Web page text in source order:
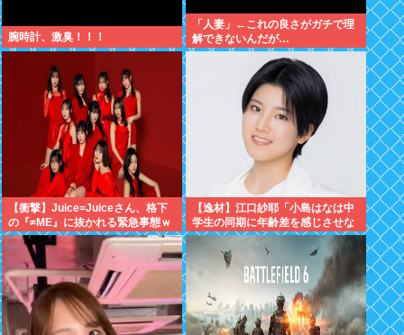
腕時計、激臭！！！
「人妻」←これの良さがガチで理
解できないんだが…
【衝撃】Juice=Juiceさん、格下
の『≠ME』に抜かれる緊急事態ｗ
ｗｗｗｗｗｗｗｗｗｗｗ
【逸材】江口紗耶「小島はなは中
学生の同期に年齢差を感じさせな
いように気を遣っているが、同期
2人は気づ